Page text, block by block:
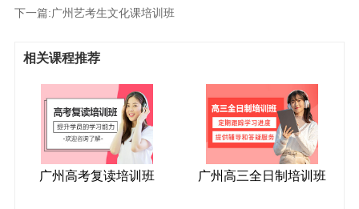
下一篇: 广州艺考生文化课培训班
相关课程推荐
广州高考复读培训班 广州高三全日制培训班